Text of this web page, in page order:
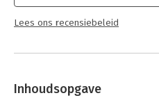
Lees ons recensiebeleid
Inhoudsopgave